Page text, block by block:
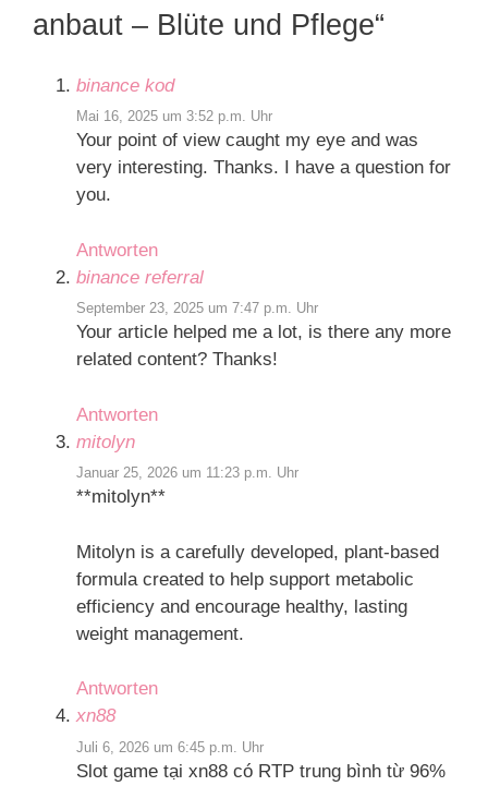
anbaut – Blüte und Pflege“
binance kod
Mai 16, 2025 um 3:52 p.m. Uhr
Your point of view caught my eye and was
very interesting. Thanks. I have a question for
you.
Antworten
binance referral
September 23, 2025 um 7:47 p.m. Uhr
Your article helped me a lot, is there any more
related content? Thanks!
Antworten
mitolyn
Januar 25, 2026 um 11:23 p.m. Uhr
**mitolyn**
Mitolyn is a carefully developed, plant-based
formula created to help support metabolic
efficiency and encourage healthy, lasting
weight management.
Antworten
xn88
Juli 6, 2026 um 6:45 p.m. Uhr
Slot game tại xn88 có RTP trung bình từ 96%